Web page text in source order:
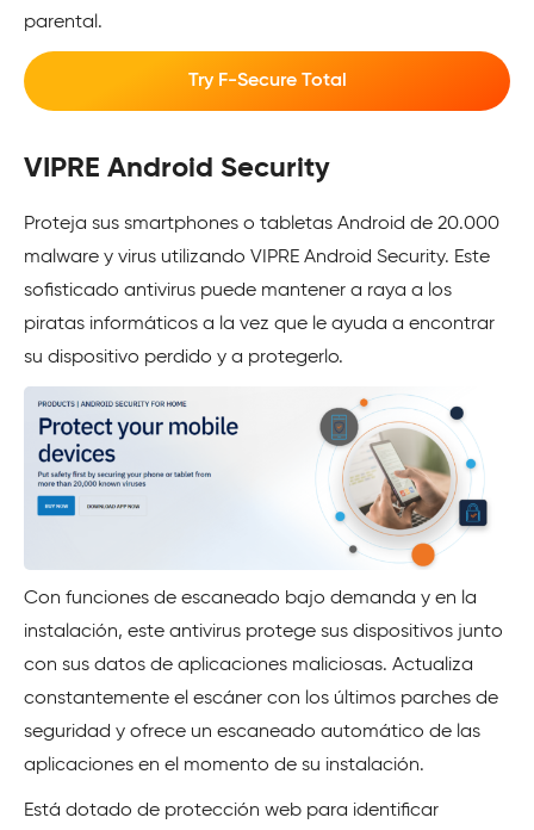
parental.
Try F-Secure Total
VIPRE Android Security
Proteja sus smartphones o tabletas Android de 20.000
malware y virus utilizando VIPRE Android Security. Este
sofisticado antivirus puede mantener a raya a los
piratas informáticos a la vez que le ayuda a encontrar
su dispositivo perdido y a protegerlo.
Con funciones de escaneado bajo demanda y en la
instalación, este antivirus protege sus dispositivos junto
con sus datos de aplicaciones maliciosas. Actualiza
constantemente el escáner con los últimos parches de
seguridad y ofrece un escaneado automático de las
aplicaciones en el momento de su instalación.
Está dotado de protección web para identificar